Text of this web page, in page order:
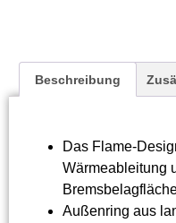
Beschreibung
Das Flame-
Wärmeableitung
Außenring aus